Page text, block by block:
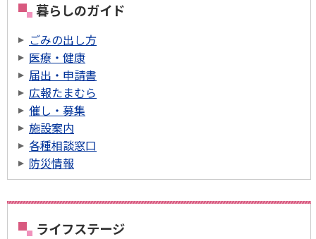
暮らしのガイド
ごみの出し方
医療・健康
届出・申請書
広報たまむら
催し・募集
施設案内
各種相談窓口
防災情報
ライフステージ